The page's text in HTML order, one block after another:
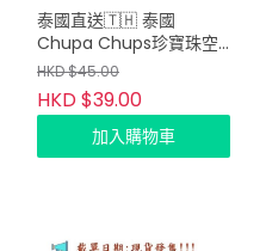
泰國直送🇹🇭 泰國
Chupa Chups珍寶珠空
氣清新凝膠香薰座155g
HKD $45.00
HKD $39.00
加入購物車